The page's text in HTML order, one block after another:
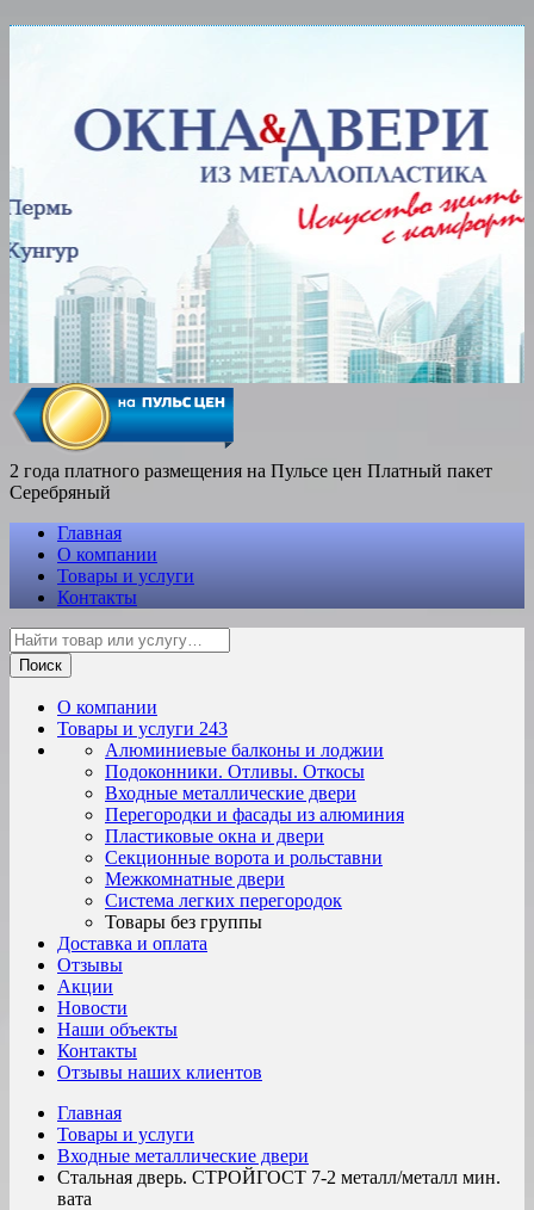
2 года платного размещения на Пульсе цен Платный пакет
Серебряный
Главная
О компании
Товары и услуги
Контакты
Поиск
О компании
Товары и услуги 243
Алюминиевые балконы и лоджии
Подоконники. Отливы. Откосы
Входные металлические двери
Перегородки и фасады из алюминия
Пластиковые окна и двери
Секционные ворота и рольставни
Межкомнатные двери
Система легких перегородок
Товары без группы
Доставка и оплата
Отзывы
Акции
Новости
Наши объекты
Контакты
Отзывы наших клиентов
Главная
Товары и услуги
Входные металлические двери
Стальная дверь. СТРОЙГОСТ 7-2 металл/металл мин.
вата